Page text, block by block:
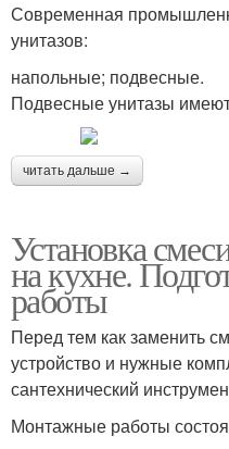
Современная
унитазов:
напольные; подвесные.
Подвесные унитазы
читать дальше →
Установка
на кухне.
работы
Перед тем как заменить
устройство и нужные
сантехнический
Монтажные работы